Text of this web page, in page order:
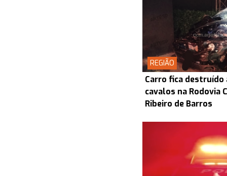
REGIÃO
Carro fica
cavalos na Rodovia
Ribeiro de Barros